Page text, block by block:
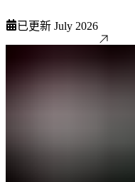
已更新 July 2026